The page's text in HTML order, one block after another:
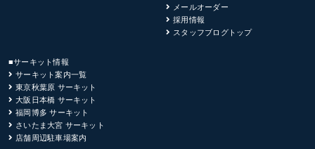
メールオーダー
採用情報
スタッフブログトップ
■サーキット情報
サーキット案内一覧
東京秋葉原 サーキット
大阪日本橋 サーキット
福岡博多 サーキット
さいたま大宮 サーキット
店舗周辺駐車場案内